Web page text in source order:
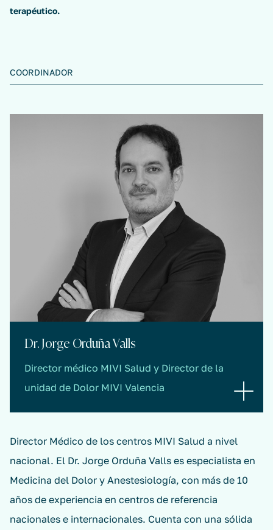
terapéutico.
COORDINADOR
Dr. Jorge Orduña Valls
Director médico MIVI Salud y Director de la
unidad de Dolor MIVI Valencia
Director Médico de los centros MIVI Salud a nivel
nacional. El Dr. Jorge Orduña Valls es especialista en
Medicina del Dolor y Anestesiología, con más de 10
años de experiencia en centros de referencia
nacionales e internacionales. Cuenta con una sólida